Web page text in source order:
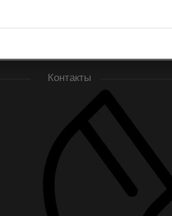
Контакты